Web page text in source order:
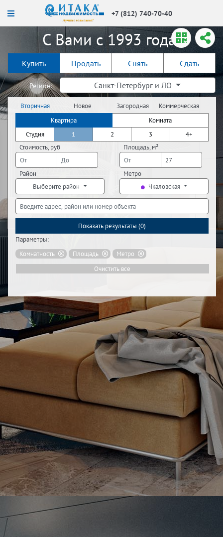
+7 (812) 740-70-40
С Вами с 1993 года!
Купить Продать Снять Сдать
Регион: Санкт-Петербург и ЛО
Вторичная
недвижимость
Новое
строительство
Загородная
недвижимость
Коммерческая
недвижимость
Квартира
Комната
Студия
1 2 3
4+
Стоимость, руб
Площадь, м²
Район
Выберите район
Метро
Чкаловская
Показать результаты (0)
Параметры:
Комнатность
Площадь
Метро
Очистить все